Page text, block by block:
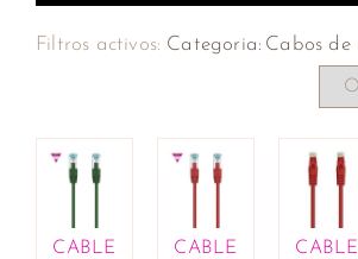
Filtros activos: Categoria: Cabos de
CABLE
CABLE
CABLE